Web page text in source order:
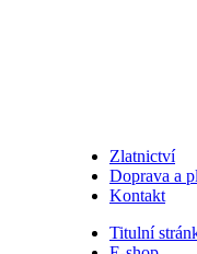
Zlatnictví
Doprava a
Kontakt
Titulní